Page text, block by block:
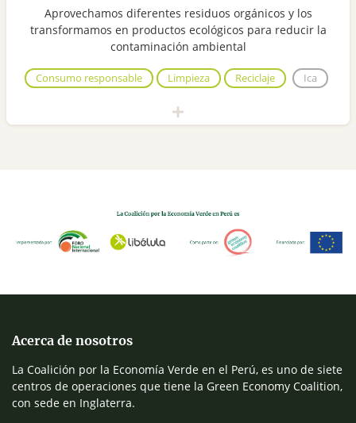
Aprovechamos diferentes residuos orgánicos y los
transformamos en productos ecológicos para reducir la
contaminación ambiental
Consumo responsable Limpieza Reciclaje Ica
Acerca de nosotros
La Coalición por la Economía Verde en el Perú, es uno de siete
centros de operaciones que tiene la Green Economy Coalition,
con sede en Inglaterra.